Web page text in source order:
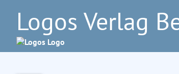
Logos Verlag